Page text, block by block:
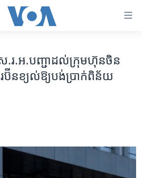
.រ.អ.បញ្ជាដល់ក្រុមហ៊ុនចិន
នខ្យល់ឱ្យបង់ប្រាក់ពិន័យ